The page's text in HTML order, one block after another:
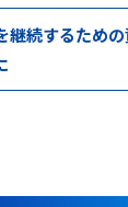
継続するため